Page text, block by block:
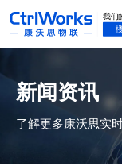
新闻资讯
了解更多康沃思实